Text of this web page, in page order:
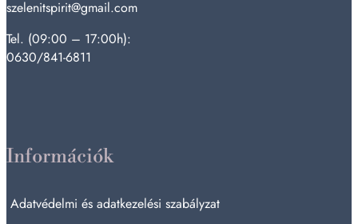
szelenitspirit@gmail.com
Tel. (09:00 – 17:00h):
0630/841-6811
Információk
Adatvédelmi és adatkezelési szabályzat